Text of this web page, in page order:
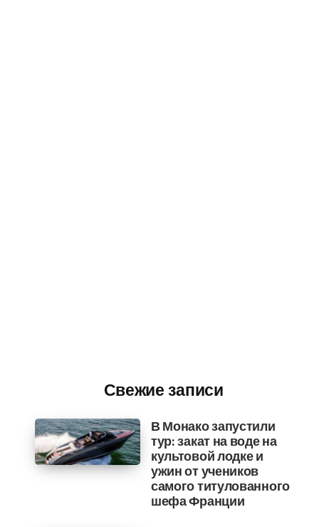
Свежие записи
В Монако запустили
тур: закат на воде на
культовой лодке и
ужин от учеников
самого титулованного
шефа Франции